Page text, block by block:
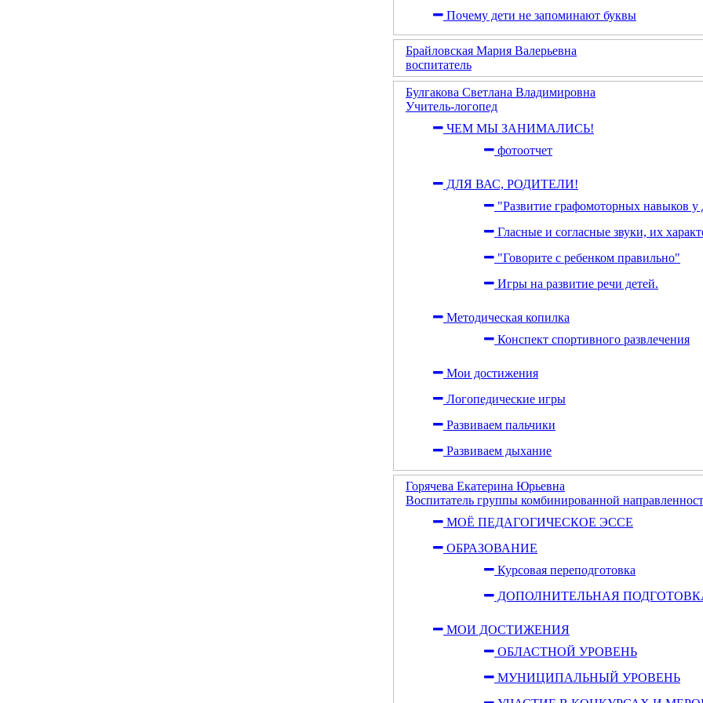
Почему дети не запоминают буквы
Брайловская Мария Валерьевна
воспитатель
Булгакова Светлана Владимировна
Учитель-логопед
ЧЕМ МЫ ЗАНИМАЛИСЬ!
фотоотчет
ДЛЯ ВАС, РОДИТЕЛИ!
"Развитие графомоторных навыков у
Гласные и согласные звуки, их
"Говорите с ребенком правильно"
Игры на развитие речи детей.
Методическая копилка
Конспект спортивного развлечения
Мои достижения
Логопедические игры
Развиваем пальчики
Развиваем дыхание
Горячева Екатерина Юрьевна
Воспитатель группы комбинированной
МОЁ ПЕДАГОГИЧЕСКОЕ ЭССЕ
ОБРАЗОВАНИЕ
Курсовая переподготовка
ДОПОЛНИТЕЛЬНАЯ
МОИ ДОСТИЖЕНИЯ
ОБЛАСТНОЙ УРОВЕНЬ
МУНИЦИПАЛЬНЫЙ УРОВЕНЬ